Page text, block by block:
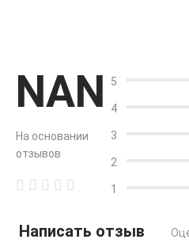
NAN
На основании
отзывов
5
4
3
2
1
Написать отзыв